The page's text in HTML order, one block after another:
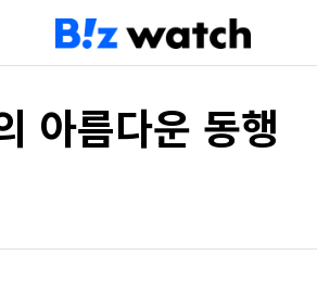
아름다운 동행